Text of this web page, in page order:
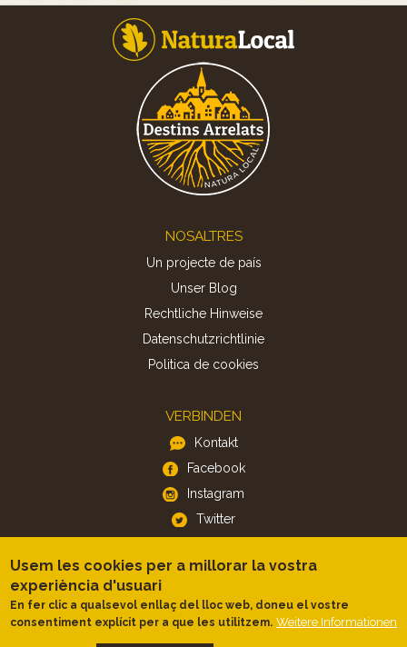
NOSALTRES
Un projecte de país
Unser Blog
Rechtliche Hinweise
Datenschutzrichtlinie
Politica de cookies
VERBINDEN
Kontakt
Facebook
Instagram
Twitter
APP
iOS
Android
Usem les cookies per a millorar la vostra
experiència d'usuari
En fer clic a qualsevol enllaç del lloc web, doneu el vostre
consentiment explícit per a que les utilitzem. Weitere Informationen